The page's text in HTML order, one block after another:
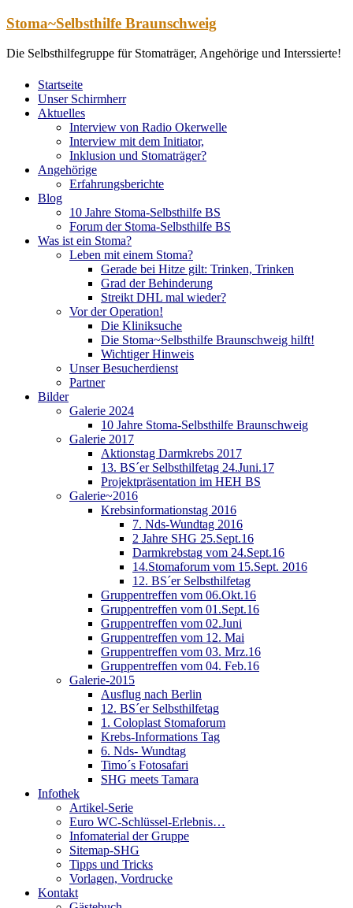
Zum
springen
Stoma~Selbsthilfe Braunschweig
Die Selbsthilfegruppe für Stomaträger, Angehörige und Interssierte!
Startseite
Unser Schirmherr
Aktuelles
Interview von Radio Okerwelle
Interview mit dem Initiator,
Inklusion und Stomaträger?
Angehörige
Erfahrungsberichte
Blog
10 Jahre Stoma-Selbsthilfe BS
Forum der Stoma-Selbsthilfe BS
Was ist ein Stoma?
Leben mit einem Stoma?
Gerade bei Hitze gilt: Trinken, Trinken
Grad der Behinderung
Streikt DHL mal wieder?
Vor der Operation!
Die Kliniksuche
Die Stoma~Selbsthilfe Braunschweig hilft!
Wichtiger Hinweis
Unser Besucherdienst
Partner
Bilder
Galerie 2024
10 Jahre Stoma-Selbsthilfe Braunschweig
Galerie 2017
Aktionstag Darmkrebs 2017
13. BS´er Selbsthilfetag 24.Juni.17
Projektpräsentation im HEH BS
Galerie~2016
Krebsinformationstag 2016
7. Nds-Wundtag 2016
2 Jahre SHG 25.Sept.16
Darmkrebstag vom 24.Sept.16
14.Stomaforum vom 15.Sept. 2016
12. BS´er Selbsthilfetag
Gruppentreffen vom 06.Okt.16
Gruppentreffen vom 01.Sept.16
Gruppentreffen vom 02.Juni
Gruppentreffen vom 12. Mai
Gruppentreffen vom 03. Mrz.16
Gruppentreffen vom 04. Feb.16
Galerie-2015
Ausflug nach Berlin
12. BS´er Selbsthilfetag
1. Coloplast Stomaforum
Krebs-Informations Tag
6. Nds- Wundtag
Timo´s Fotosafari
SHG meets Tamara
Infothek
Artikel-Serie
Euro WC-Schlüssel-Erlebnis…
Infomaterial der Gruppe
Sitemap-SHG
Tipps und Tricks
Vorlagen, Vordrucke
Kontakt